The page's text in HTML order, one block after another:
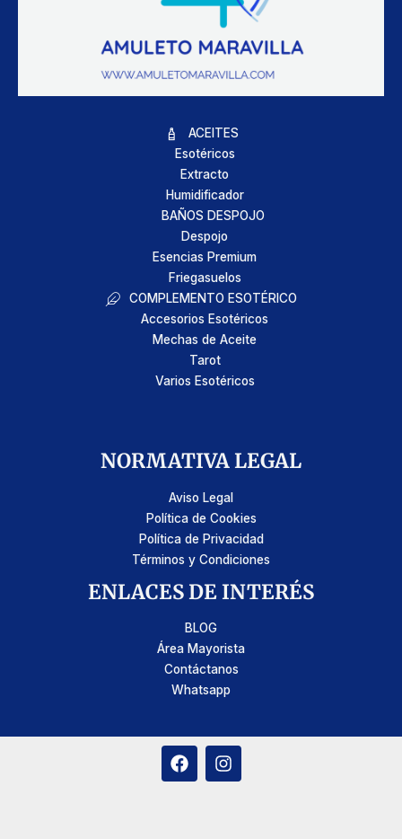
ACEITES
Esotéricos
Extracto
Humidificador
BAÑOS DESPOJO
Despojo
Esencias Premium
Friegasuelos
COMPLEMENTO ESOTÉRICO
Accesorios Esotéricos
Mechas de Aceite
Tarot
Varios Esotéricos
NORMATIVA LEGAL
Aviso Legal
Política de Cookies
Política de Privacidad
Términos y Condiciones
ENLACES DE INTERÉS
BLOG
Área Mayorista
Contáctanos
Whatsapp
F
a
I
n